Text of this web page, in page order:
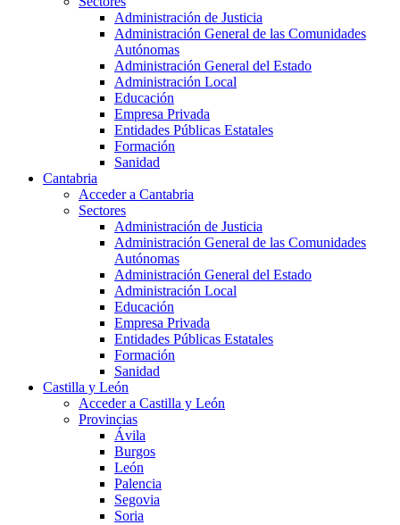
Administración de Justicia
Administración General de las Comunidades
Autónomas
Administración General del Estado
Administración Local
Educación
Empresa Privada
Entidades Públicas Estatales
Formación
Sanidad
Cantabria
Acceder a Cantabria
Sectores
Administración de Justicia
Administración General de las Comunidades
Autónomas
Administración General del Estado
Administración Local
Educación
Empresa Privada
Entidades Públicas Estatales
Formación
Sanidad
Castilla y León
Acceder a Castilla y León
Provincias
Ávila
Burgos
León
Palencia
Segovia
Soria